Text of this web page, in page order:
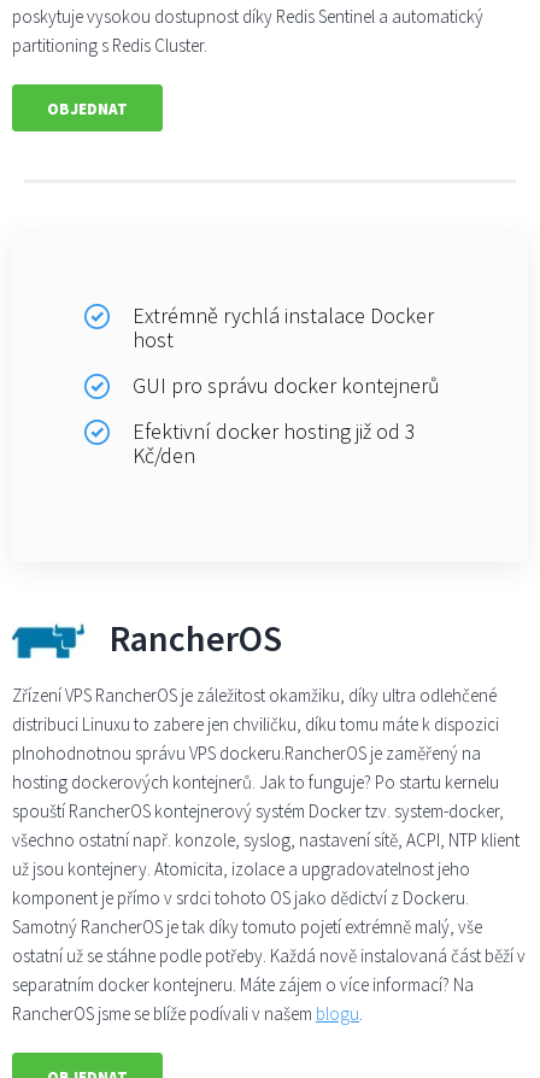
poskytuje vysokou dostupnost díky Redis Sentinel a automatický
partitioning s Redis Cluster.
OBJEDNAT
Extrémně rychlá instalace Docker
host
GUI pro správu docker kontejnerů
Efektivní docker hosting již od 3
Kč/den
RancherOS
Zřízení VPS RancherOS je záležitost okamžiku, díky ultra odlehčené
distribuci Linuxu to zabere jen chviličku, díku tomu máte k dispozici
plnohodnotnou správu VPS dockeru.RancherOS je zaměřený na
hosting dockerových kontejnerů. Jak to funguje? Po startu kernelu
spouští RancherOS kontejnerový systém Docker tzv. system-docker,
všechno ostatní např. konzole, syslog, nastavení sítě, ACPI, NTP klient
už jsou kontejnery. Atomicita, izolace a upgradovatelnost jeho
komponent je přímo v srdci tohoto OS jako dědictví z Dockeru.
Samotný RancherOS je tak díky tomuto pojetí extrémně malý, vše
ostatní už se stáhne podle potřeby. Každá nově instalovaná část běží v
separatním docker kontejneru. Máte zájem o více informací? Na
RancherOS jsme se blíže podívali v našem blogu.